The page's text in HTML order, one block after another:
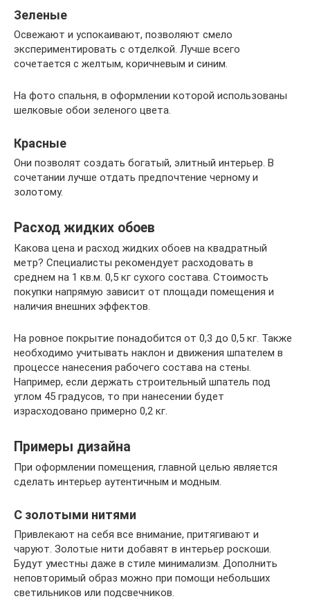
Зеленые
Освежают и успокаивают, позволяют смело
экспериментировать с отделкой. Лучше всего
сочетается с желтым, коричневым и синим.
На фото спальня, в оформлении которой использованы
шелковые обои зеленого цвета.
Красные
Они позволят создать богатый, элитный интерьер. В
сочетании лучше отдать предпочтение черному и
золотому.
Расход жидких обоев
Какова цена и расход жидких обоев на квадратный
метр? Специалисты рекомендует расходовать в
среднем на 1 кв.м. 0,5 кг сухого состава. Стоимость
покупки напрямую зависит от площади помещения и
наличия внешних эффектов.
На ровное покрытие понадобится от 0,3 до 0,5 кг. Также
необходимо учитывать наклон и движения шпателем в
процессе нанесения рабочего состава на стены.
Например, если держать строительный шпатель под
углом 45 градусов, то при нанесении будет
израсходовано примерно 0,2 кг.
Примеры дизайна
При оформлении помещения, главной целью является
сделать интерьер аутентичным и модным.
С золотыми нитями
Привлекают на себя все внимание, притягивают и
чаруют. Золотые нити добавят в интерьер роскоши.
Будут уместны даже в стиле минимализм. Дополнить
неповторимый образ можно при помощи небольших
светильников или подсвечников.